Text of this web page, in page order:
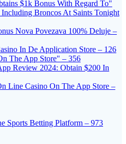
$1k Bonus With Regard To"
Broncos At Saints Tonight
Nova Povezava 100% Deluje –
In De Application Store – 126
The App Store" – 356
Review 2024: Obtain $200 In
Line Casino On The App Store –
Sports Betting Platform – 973